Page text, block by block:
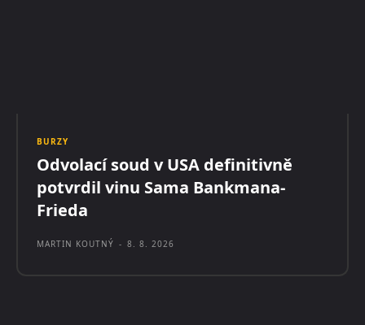
BURZY
Odvolací soud v USA definitivně
potvrdil vinu Sama Bankmana-
Frieda
MARTIN KOUTNÝ - 8. 8. 2026